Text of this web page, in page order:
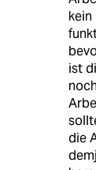
ist
die